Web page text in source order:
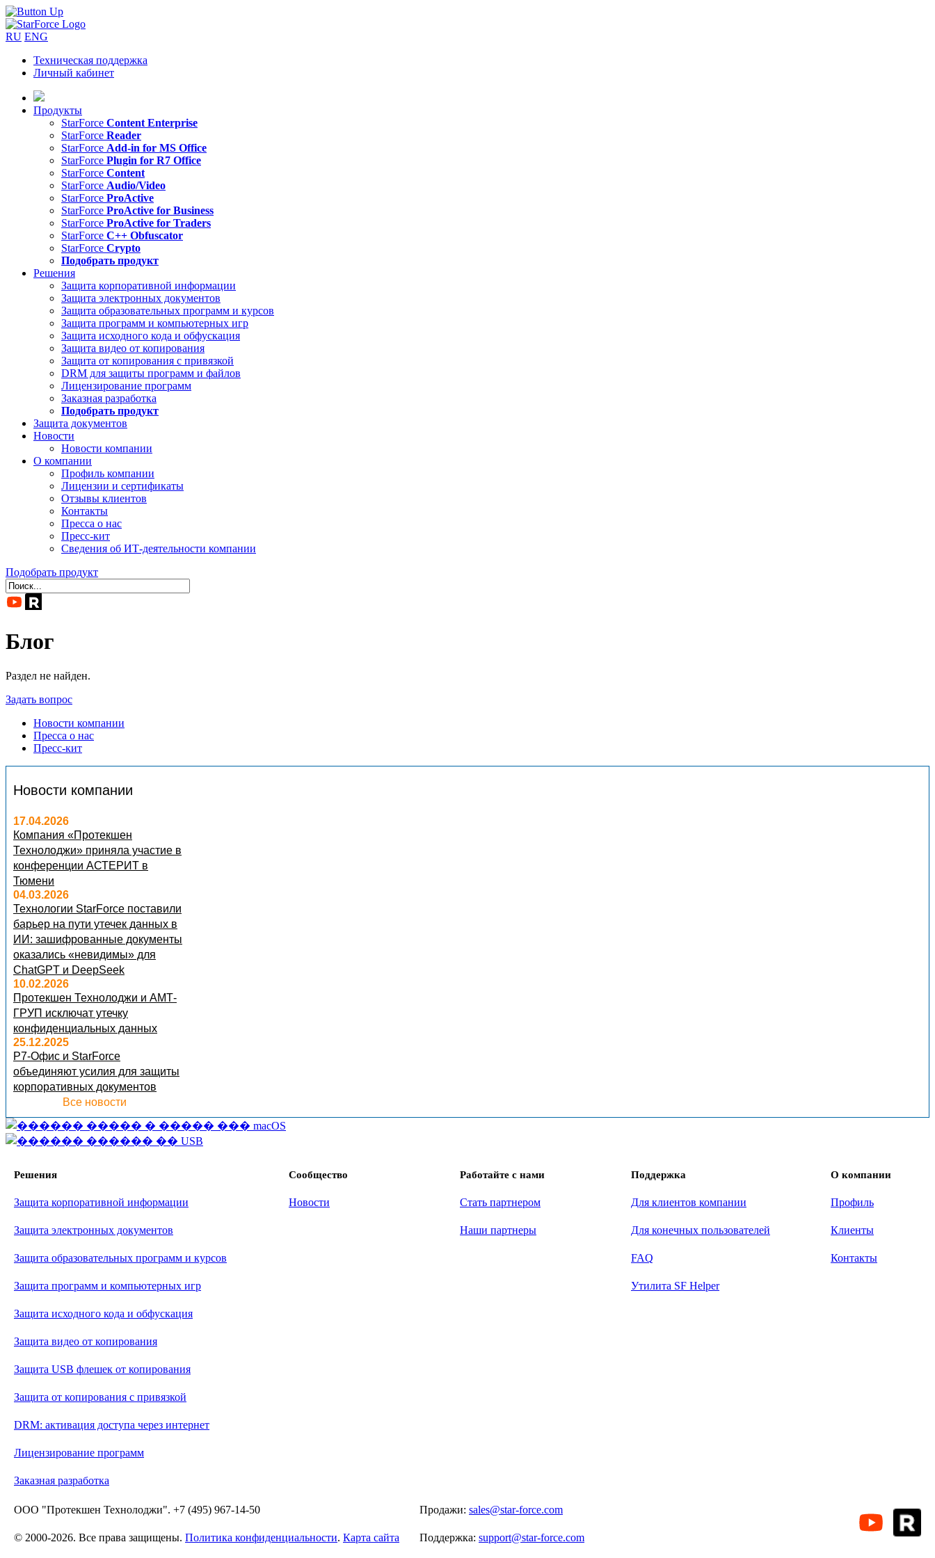
RU ENG
Техническая поддержка
Личный кабинет
Продукты
StarForce Content Enterprise
StarForce Reader
StarForce Add-in for MS Office
StarForce Plugin for R7 Office
StarForce Content
StarForce Audio/Video
StarForce ProActive
StarForce ProActive for Business
StarForce ProActive for Traders
StarForce C++ Obfuscator
StarForce Crypto
Подобрать продукт
Решения
Защита корпоративной информации
Защита электронных документов
Защита образовательных программ и курсов
Защита программ и компьютерных игр
Защита исходного кода и обфускация
Защита видео от копирования
Защита от копирования с привязкой
DRM для защиты программ и файлов
Лицензирование программ
Заказная разработка
Подобрать продукт
Защита документов
Новости
Новости компании
О компании
Профиль компании
Лицензии и сертификаты
Отзывы клиентов
Контакты
Пресса о нас
Пресс-кит
Сведения об ИТ-деятельности компании
Подобрать продукт
Блог
Раздел не найден.
Задать вопрос
Новости компании
Пресса о нас
Пресс-кит
Новости компании
17.04.2026
Компания «Протекшен
Технолоджи» приняла участие в
конференции АСТЕРИТ в
Тюмени
04.03.2026
Технологии StarForce поставили
барьер на пути утечек данных в
ИИ: зашифрованные документы
оказались «невидимы» для
ChatGPT и DeepSeek
10.02.2026
Протекшен Технолоджи и АМТ-
ГРУП исключат утечку
конфиденциальных данных
25.12.2025
Р7-Офис и StarForce
объединяют усилия для защиты
корпоративных документов
Все новости
Решения Сообщество Работайте с нами Поддержка О компании
Защита корпоративной информации Новости Стать партнером Для клиентов компании Профиль
Защита электронных документов Наши партнеры Для конечных пользователей Клиенты
Защита образовательных программ и курсов FAQ Контакты
Защита программ и компьютерных игр Утилита SF Helper
Защита исходного кода и обфускация
Защита видео от копирования
Защита USB флешек от копирования
Защита от копирования с привязкой
DRM: активация доступа через интернет
Лицензирование программ
Заказная разработка
ООО "Протекшен Технолоджи". +7 (495) 967-14-50 Продажи: sales@star-force.com
© 2000-2026. Все права защищены. Политика конфиденциальности. Карта сайта Поддержка: support@star-force.com